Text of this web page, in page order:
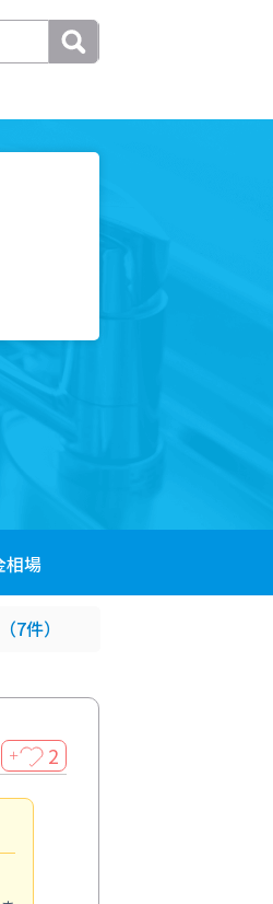
相場
（7件）
＋ 2